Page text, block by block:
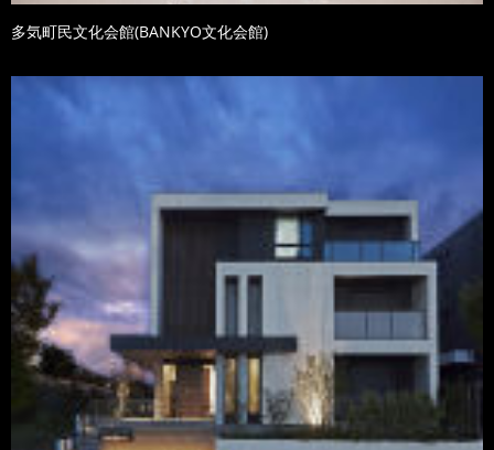
多気町民文化会館(BANKYO文化会館)